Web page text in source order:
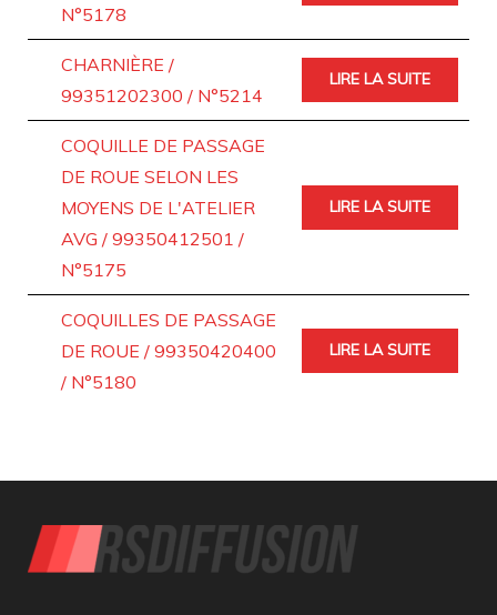
N°5178
CHARNIÈRE /
99351202300 / N°5214
LIRE LA SUITE
COQUILLE DE PASSAGE
DE ROUE SELON LES
MOYENS DE L'ATELIER
AVG / 99350412501 /
N°5175
LIRE LA SUITE
COQUILLES DE PASSAGE
DE ROUE / 99350420400
/ N°5180
LIRE LA SUITE